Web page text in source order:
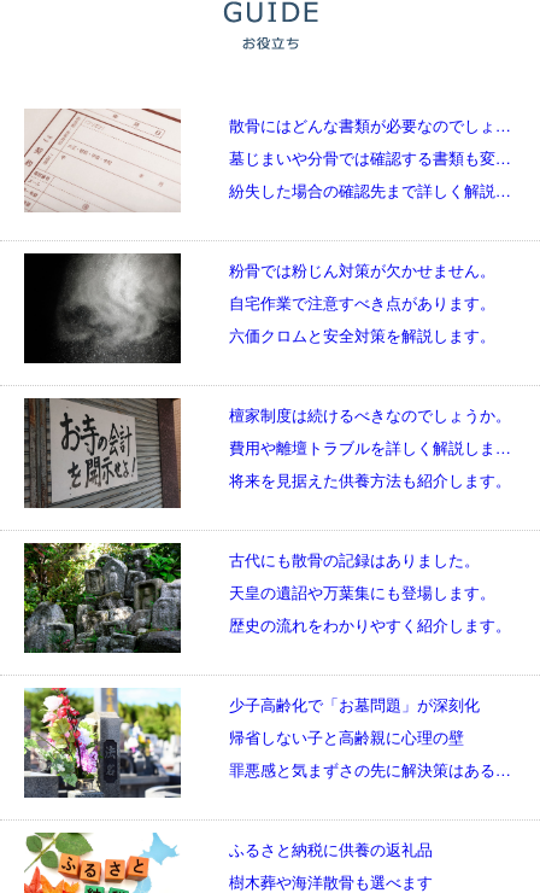
散骨にはどんな書類が必要なのでしょうか。
墓じまいや分骨では確認する書類も変わります。
紛失した場合の確認先まで詳しく解説します。
粉骨では粉じん対策が欠かせません。
自宅作業で注意すべき点があります。
六価クロムと安全対策を解説します。
檀家制度は続けるべきなのでしょうか。
費用や離壇トラブルを詳しく解説します。
将来を見据えた供養方法も紹介します。
古代にも散骨の記録はありました。
天皇の遺詔や万葉集にも登場します。
歴史の流れをわかりやすく紹介します。
少子高齢化で「お墓問題」が深刻化
帰省しない子と高齢親に心理の壁
罪悪感と気まずさの先に解決策はあるのか
ふるさと納税に供養の返礼品
樹木葬や海洋散骨も選べます